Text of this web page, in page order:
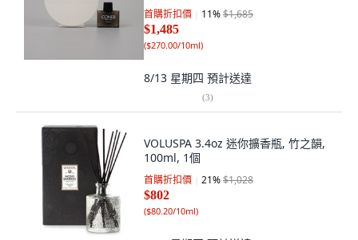
首購折扣價 11%$1,685
$1,485
($270.00/10ml)
8/13 星期四 預計送達
(3)
VOLUSPA 3.4oz 迷你擴香瓶, 竹之韻,
100ml, 1個
首購折扣價 21%$1,028
$802
($80.20/10ml)